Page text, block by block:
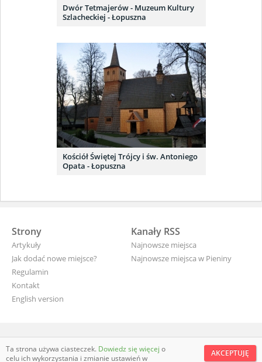
Dwór Tetmajerów - Muzeum Kultury
Szlacheckiej - Łopuszna
Kościół Świętej Trójcy i św. Antoniego
Opata - Łopuszna
Strony
Artykuły
Jak dodać nowe miejsce?
Regulamin
Kontakt
English version
Kanały RSS
Najnowsze miejsca
Najnowsze miejsca w Pieniny
wyjade.pl - turystyczna Polska
AKCEPTUJĘ
Ta strona używa ciasteczek. Dowiedz się więcej o
celu ich wykorzystania i zmianie ustawień w